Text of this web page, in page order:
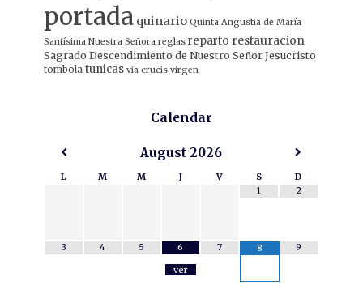
portada quinario Quinta Angustia de María
Santísima Nuestra Señora reglas reparto restauracion
Sagrado Descendimiento de Nuestro Señor Jesucristo
tombola tunicas via crucis virgen
Calendar
August 2026
L M M J V S
D
1
2
3 4 5
6
ver
7 8 9